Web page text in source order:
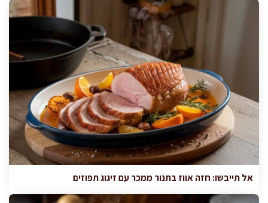
אל תייבשו: חזה אווז בתנור ממכר עם זיגוג תפוזים